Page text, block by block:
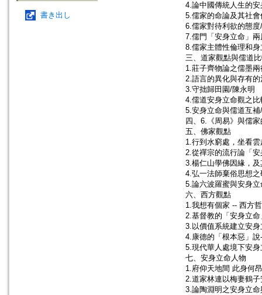
書き出し
4.論中國傳統人生的
5.儒家的命論及其社
6.儒家對待利欲的態
7.儒門「安身立命」
8.儒家主體性倫理和
三、道家觀點與儒道
1.莊子齊物論之儒墨
2.語言的異化與存有
3.守拙歸田園/陳永明
4.儒道安身立命觀之
5.安身立命與儒道互
四、6.《周易》與儒
五、佛家觀點
1.行到水窮處，坐看
2.從禪宗的流行論「
3.楊仁山學佛因緣，
4.弘一法師棄俗思想
5.論六波羅蜜與安身
六、西方觀點
1.我想有個家 -- 西方
2.基督教的「安身立
3.以價值系統建立安
4.康德的「根本惡」
5.現代華人處境下安
七、安身立命人物
1.府仰天地間 此身何
2.道家林連以梅妻鶴
3.論陶淵明之安身立